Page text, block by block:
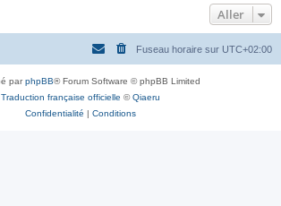
Aller
Fuseau horaire sur UTC+02:00
parphpBB® Forum Software © phpBB Limited
Traduction française officielle ©Qiaeru
Confidentialité
Conditions